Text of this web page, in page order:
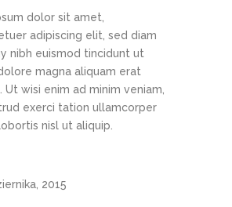
dolor sit amet,
adipiscing elit, sed diam
nibh euismod tincidunt ut
magna aliquam erat
wisi enim ad minim veniam,
exerci tation ullamcorper
nisl ut aliquip.
2015